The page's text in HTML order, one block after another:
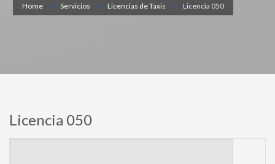
Home Servicios Licencias de Taxis Licencia 050
Licencia 050